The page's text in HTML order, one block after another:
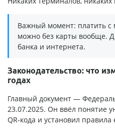
Важный момент: платить с
можно без карты вообще.
банка и интернета.
Законодательство: что
годах
Главный документ —
23.07.2025. Он ввёл понятие
QR-кода и установил правила